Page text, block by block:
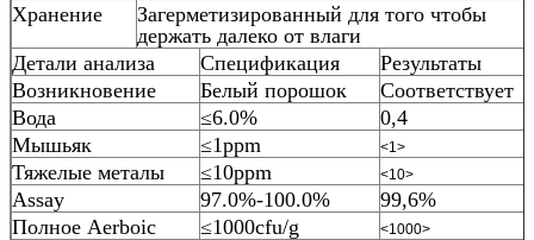
Хранение
Загерметизированный для того чтобы
держать далеко от влаги
Детали анализа
Спецификация
Результаты
Возникновение
Белый порошок
Соответствует
Вода
≤6.0%
0,4
Мышьяк
≤1ppm <1>
Тяжелые металы ≤10ppm <10>
Assay 97.0%-100.0%
99,6%
Полное Aerboic
≤1000cfu/g <1000>